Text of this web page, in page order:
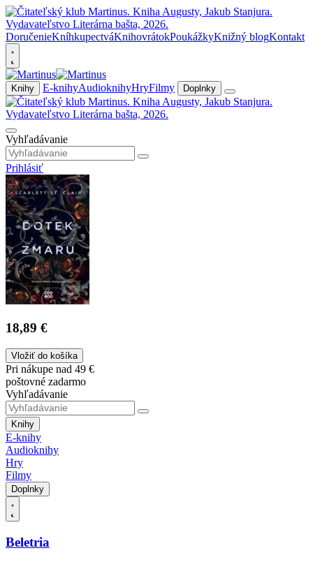
DoručenieKníhkupectváKnihovrátokPoukážkyKnižný blogKontakt
Knihy E-knihyAudioknihyHryFilmy Doplnky
Vyhľadávanie
Prihlásiť
18,89 €
Vložiť do košíka
Pri nákupe nad 49 €
poštovné zadarmo
Vyhľadávanie
Knihy
E-knihy
Audioknihy
Hry
Filmy
Doplnky
Beletria